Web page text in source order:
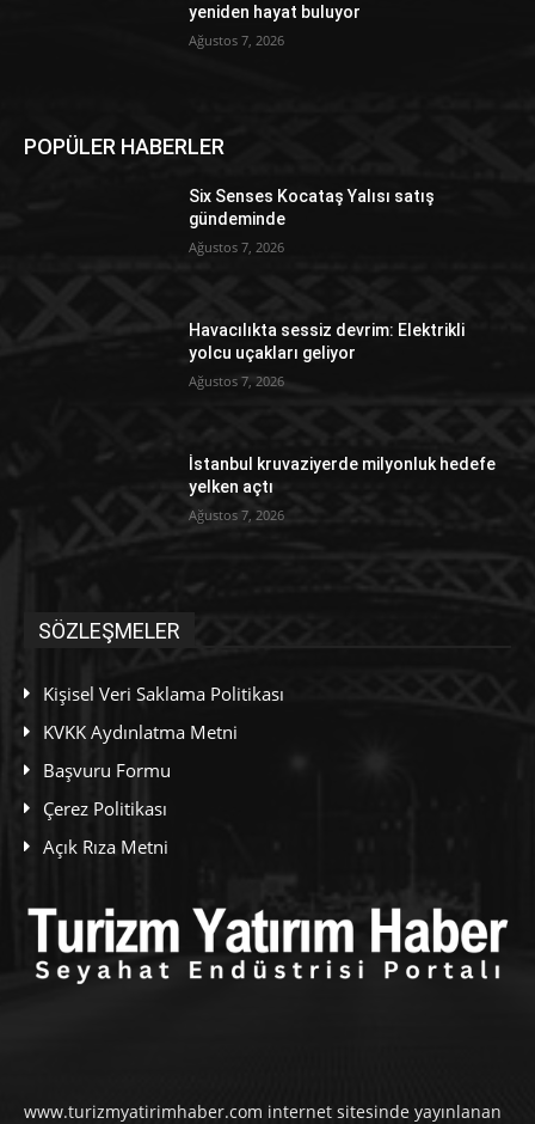
yeniden hayat buluyor
Ağustos 7, 2026
POPÜLER HABERLER
Six Senses Kocataş Yalısı satış
gündeminde
Ağustos 7, 2026
Havacılıkta sessiz devrim: Elektrikli
yolcu uçakları geliyor
Ağustos 7, 2026
İstanbul kruvaziyerde milyonluk hedefe
yelken açtı
Ağustos 7, 2026
SÖZLEŞMELER
Kişisel Veri Saklama Politikası
KVKK Aydınlatma Metni
Başvuru Formu
Çerez Politikası
Açık Rıza Metni
www.turizmyatirimhaber.com internet sitesinde yayınlanan